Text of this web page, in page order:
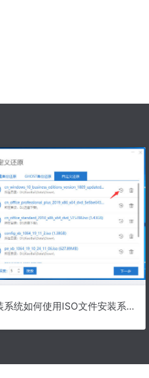
小白一键重装系统如何使用ISO文件安装系统？